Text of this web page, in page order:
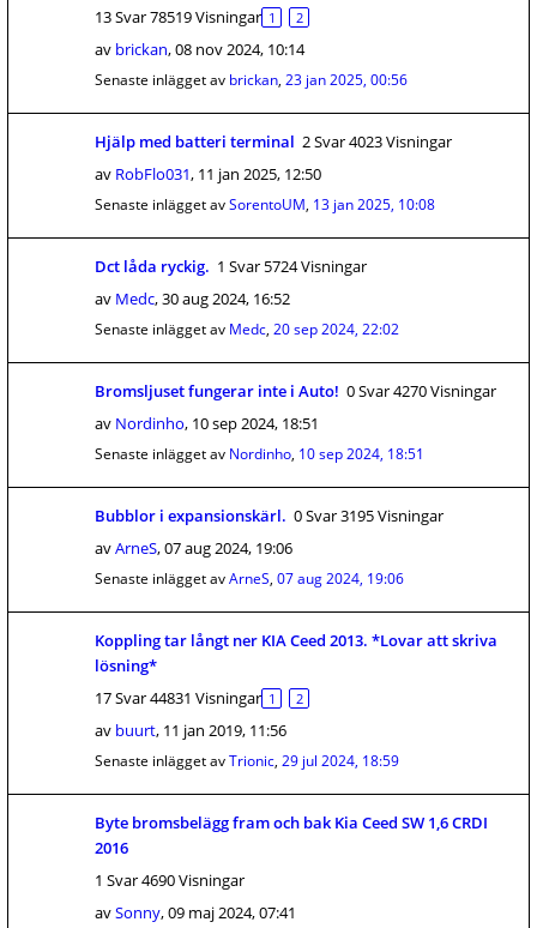
13 Svar 78519 Visningar 1 2
av brickan,08 nov 2024, 10:14
Senaste inlägget av brickan, 23 jan 2025, 00:56
Hjälp med batteri terminal 2 Svar 4023 Visningar
av RobFlo031, 11 jan 2025, 12:50
Senaste inlägget avSorentoUM, 13 jan 2025, 10:08
Dct låda ryckig. 1 Svar 5724 Visningar
av Medc,30 aug 2024, 16:52
Senaste inlägget av Medc, 20 sep 2024, 22:02
Bromsljuset fungerar inte i Auto! 0 Svar 4270 Visningar
av Nordinho, 10 sep 2024, 18:51
Senaste inlägget av Nordinho, 10 sep 2024, 18:51
Bubblor i expansionskärl. 0 Svar 3195 Visningar
avArneS,07 aug 2024, 19:06
Senaste inlägget avArneS, 07 aug 2024, 19:06
Koppling tar långt ner KIA Ceed 2013. *Lovar att skriva
lösning*
17 Svar 44831 Visningar 1 2
av buurt, 11 jan 2019, 11:56
Senaste inlägget avTrionic, 29 jul 2024, 18:59
Byte bromsbelägg fram och bak Kia Ceed SW 1,6 CRDI
2016
1 Svar 4690 Visningar
avSonny,09 maj 2024, 07:41